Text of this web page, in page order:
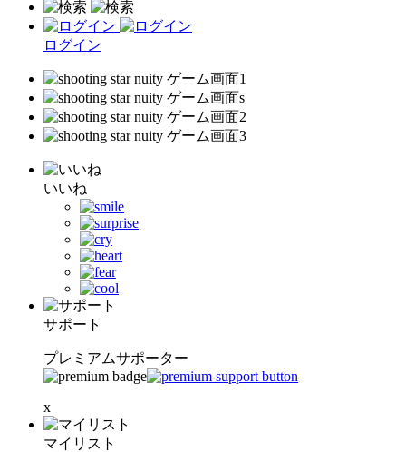
ログイン
いいね
サポート
プレミアムサポーター
x
マイリスト